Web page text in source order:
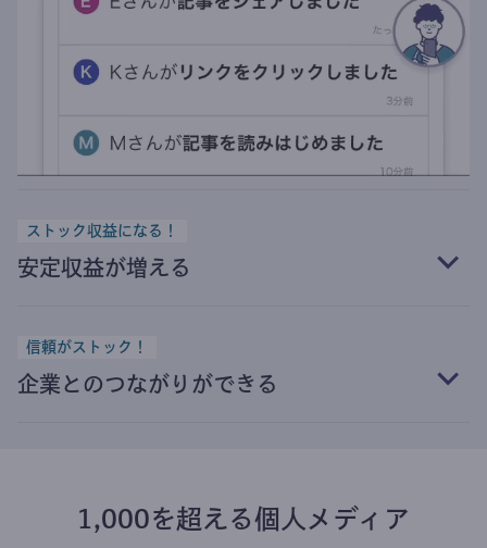
ストック収益になる！
安定収益が増える
信頼がストック！
企業とのつながりができる
1,000を超える個人メディア